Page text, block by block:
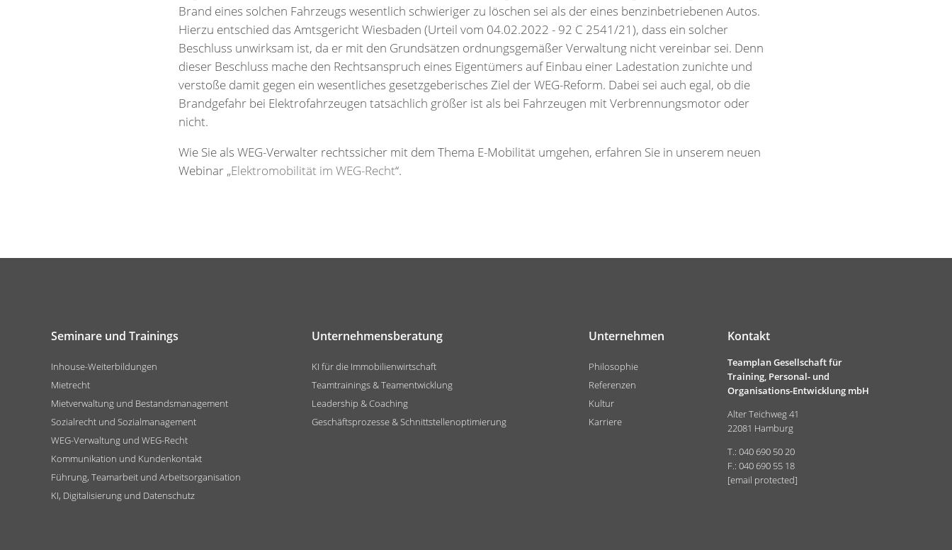
Brand eines solchen Fahrzeugs wesentlich schwieriger zu löschen sei als der eines benzinbetriebenen Autos.
Hierzu entschied das Amtsgericht Wiesbaden (Urteil vom 04.02.2022 - 92 C 2541/21), dass ein solcher
Beschluss unwirksam ist, da er mit den Grundsätzen ordnungsgemäßer Verwaltung nicht vereinbar sei. Denn
dieser Beschluss mache den Rechtsanspruch eines Eigentümers auf Einbau einer Ladestation zunichte und
verstoße damit gegen ein wesentliches gesetzgeberisches Ziel der WEG-Reform. Dabei sei auch egal, ob die
Brandgefahr bei Elektrofahrzeugen tatsächlich größer ist als bei Fahrzeugen mit Verbrennungsmotor oder
nicht.
Wie Sie als WEG-Verwalter rechtssicher mit dem Thema E-Mobilität umgehen, erfahren Sie in unserem neuen
Webinar „Elektromobilität im WEG-Recht“.
Seminare und Trainings
Inhouse-Weiterbildungen
Mietrecht
Mietverwaltung und Bestandsmanagement
Sozialrecht und Sozialmanagement
WEG-Verwaltung und WEG-Recht
Kommunikation und Kundenkontakt
Führung, Teamarbeit und Arbeitsorganisation
KI, Digitalisierung und Datenschutz
Unternehmensberatung
KI für die Immobilienwirtschaft
Teamtrainings & Teamentwicklung
Leadership & Coaching
Geschäftsprozesse & Schnittstellenoptimierung
Unternehmen
Philosophie
Referenzen
Kultur
Karriere
Kontakt
Teamplan Gesellschaft für
Training, Personal- und
Organisations-Entwicklung mbH
Alter Teichweg 41
22081 Hamburg
T.: 040 690 50 20
F.: 040 690 55 18
[email protected]